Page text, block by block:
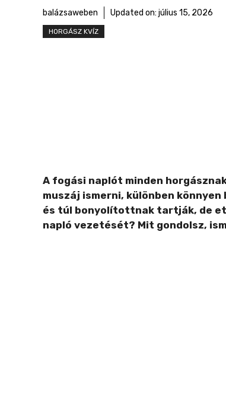
balázsaweben Updated on: július 15, 2026
HORGÁSZ KVÍZ
A fogási naplót minden
muszáj ismerni, különben
és túl bonyolítottnak tartják, de
napló vezetését? Mit gondolsz,